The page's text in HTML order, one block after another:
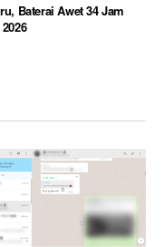
Baterai Awet 34 Jam